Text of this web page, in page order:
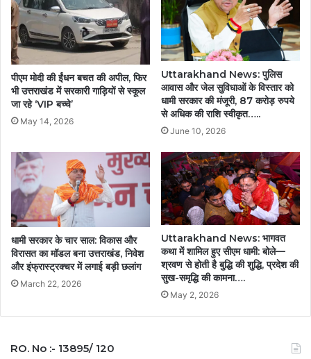
किया
रिपोर्ट
कार्ड
पीएम मोदी की ईंधन बचत की अपील, फिर
भी उत्तराखंड में सरकारी गाड़ियों से स्कूल
जा रहे ‘VIP बच्चे’
May 14, 2026
Uttarakhand News: पुलिस
आवास और जेल सुविधाओं के विस्तार को
धामी सरकार की मंजूरी, 87 करोड़ रुपये
से अधिक की राशि स्वीकृत…..
June 10, 2026
धामी सरकार के चार साल: विकास और
विरासत का मॉडल बना उत्तराखंड, निवेश
और इंफ्रास्ट्रक्चर में लगाई बड़ी छलांग
March 22, 2026
Uttarakhand News: भागवत
कथा में शामिल हुए सीएम धामी: बोले—
श्रवण से होती है बुद्धि की शुद्धि, प्रदेश की
सुख-समृद्धि की कामना….
May 2, 2026
RO. No :- 13895/ 120